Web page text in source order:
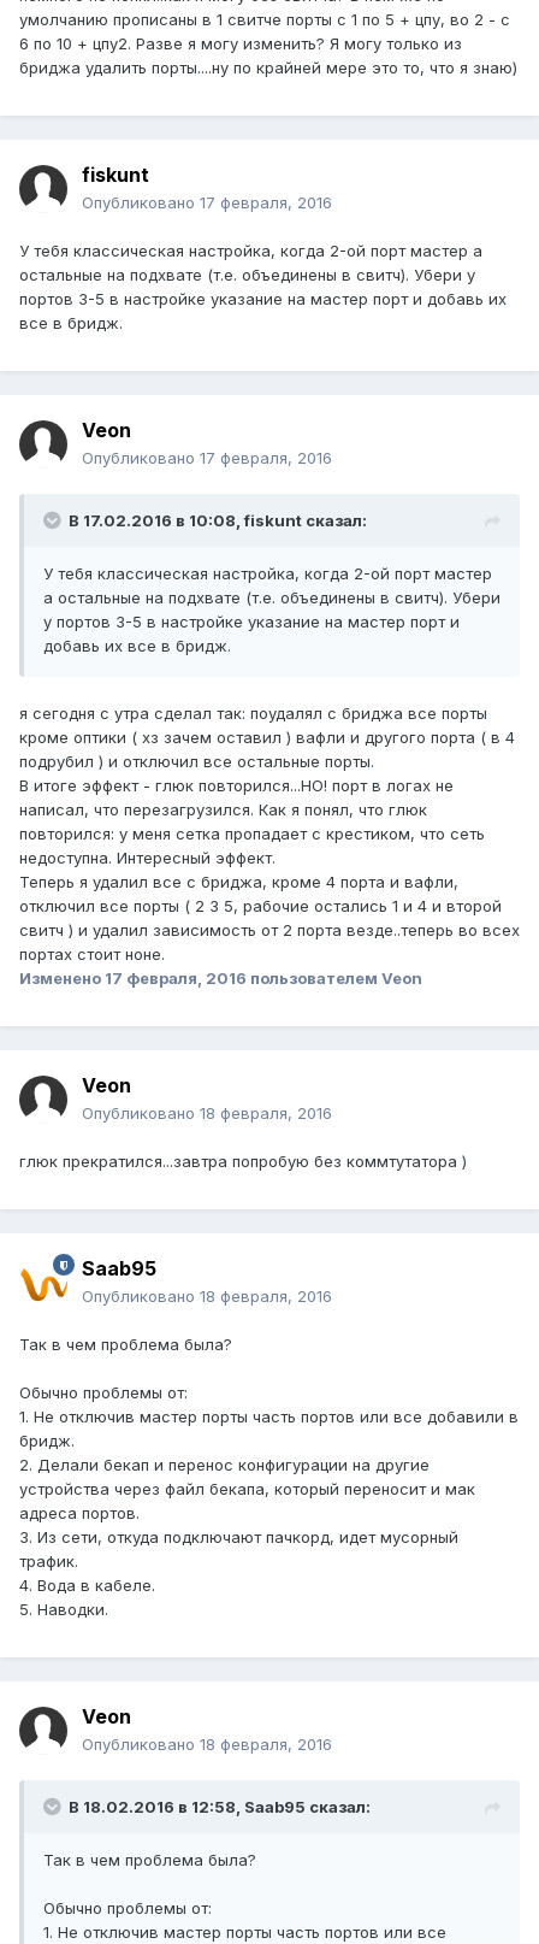
умолчанию прописаны в 1 свитче порты с 1 по 5 + цпу, во 2 - с
6 по 10 + цпу2. Разве я могу изменить? Я могу только из
бриджа удалить порты....ну по крайней мере это то, что я знаю)
fiskunt
Опубликовано 17 февраля, 2016
У тебя классическая настройка, когда 2-ой порт мастер а
остальные на подхвате (т.е. объединены в свитч). Убери у
портов 3-5 в настройке указание на мастер порт и добавь их
все в бридж.
Veon
Опубликовано 17 февраля, 2016
В 17.02.2016 в 10:08, fiskunt сказал:
У тебя классическая настройка, когда 2-ой порт мастер
а остальные на подхвате (т.е. объединены в свитч). Убери
у портов 3-5 в настройке указание на мастер порт и
добавь их все в бридж.
я сегодня с утра сделал так: поудалял с бриджа все порты
кроме оптики ( хз зачем оставил ) вафли и другого порта ( в 4
подрубил ) и отключил все остальные порты.
В итоге эффект - глюк повторился...НО! порт в логах не
написал, что перезагрузился. Как я понял, что глюк
повторился: у меня сетка пропадает с крестиком, что сеть
недоступна. Интересный эффект.
Теперь я удалил все с бриджа, кроме 4 порта и вафли,
отключил все порты ( 2 3 5, рабочие остались 1 и 4 и второй
свитч ) и удалил зависимость от 2 порта везде..теперь во всех
портах стоит ноне.
Изменено 17 февраля, 2016 пользователем Veon
Veon
Опубликовано 18 февраля, 2016
глюк прекратился...завтра попробую без коммтутатора )
Saab95
Опубликовано 18 февраля, 2016
Так в чем проблема была?
Обычно проблемы от:
1. Не отключив мастер порты часть портов или все добавили в
бридж.
2. Делали бекап и перенос конфигурации на другие
устройства через файл бекапа, который переносит и мак
адреса портов.
3. Из сети, откуда подключают пачкорд, идет мусорный
трафик.
4. Вода в кабеле.
5. Наводки.
Veon
Опубликовано 18 февраля, 2016
В 18.02.2016 в 12:58, Saab95 сказал:
Так в чем проблема была?
Обычно проблемы от:
1. Не отключив мастер порты часть портов или все